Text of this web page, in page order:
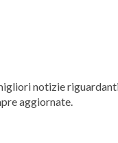
notizie
aggiornate.